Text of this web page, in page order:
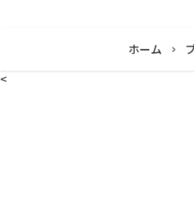
ホーム
<